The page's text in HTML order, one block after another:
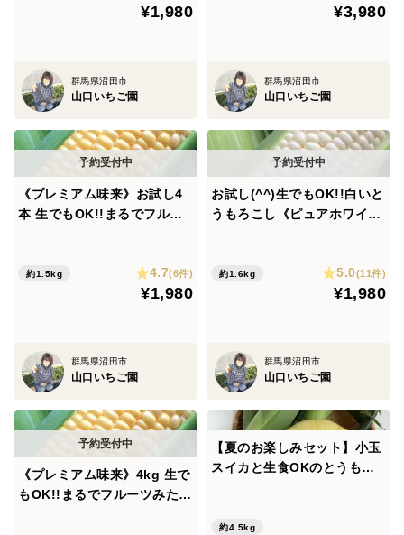
4本 早朝収穫で新鮮なままそ
¥1,980
群馬県沼田市
山口いちご園
¥3,980
群馬県沼田市
山口いちご園
《プレミアム味来》お試し4
本 生でもOK!!まるでフルー
のうちに発送!採れたての美味
約1.5kg 4.7(6件)
¥1,980
群馬県沼田市
山口いちご園
お試し(^^)生でもOK!!白いと
うもろこし《ピュアホワイト
(^^)
約1.6kg 5.0(11件)
¥1,980
群馬県沼田市
山口いちご園
《プレミアム味来》4kg 生で
もOK!!まるでフルーツみたい
【夏のお楽しみセット】小玉
スイカと生食OKのとうもろ
と早朝収穫のとうもろこし🌽
約4.5kg